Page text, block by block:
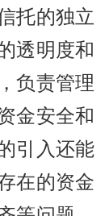
托的独立
透明度和
负责管理
金安全和
引入还能
在的资金